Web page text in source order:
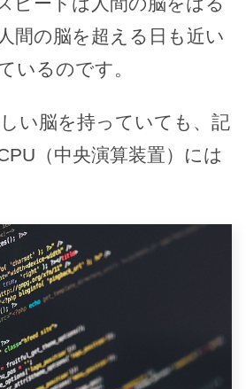
間の脳を超える日も近い
いるのです。
い脳を持っていても、記
（中央演算装置）には